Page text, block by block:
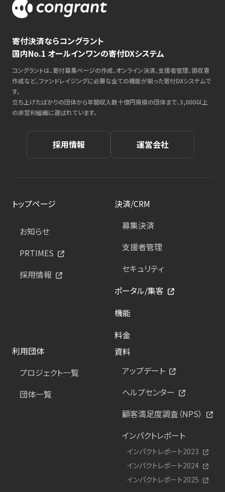
寄付決済ならコングラント
国内No.1 オールインワンの寄付DXシステム
コングラントは、寄付募集ページの作成、オンライン決済、支援者管理、領収書
作成など、ファンドレイジングに必要な全ての機能が揃った寄付DXシステムで
す。
立ち上げたばかりの団体から年間収入数十億円規模の団体まで、3,000以上
の非営利組織に選ばれています。
採用情報 運営会社
トップページ
お知らせ
PRTIMES
採用情報
決済/CRM
募集決済
支援者管理
セキュリティ
ポータル/集客
機能
料金
利用団体
プロジェクト一覧
団体一覧
資料
アップデート
ヘルプセンター
顧客満足度調査（NPS）
インパクトレポート
インパクトレポート2023
インパクトレポート2024
インパクトレポート2025